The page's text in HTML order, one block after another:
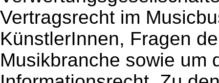
Vertragsrecht im
KünstlerInnen, Fragen
Musikbranche sowie um